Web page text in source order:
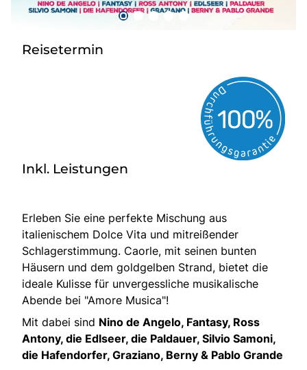
Reisetermin
Inkl. Leistungen
Erleben Sie eine perfekte Mischung aus
italienischem Dolce Vita und mitreißender
Schlagerstimmung. Caorle, mit seinen bunten
Häusern und dem goldgelben Strand, bietet die
ideale Kulisse für unvergessliche musikalische
Abende bei "Amore Musica"!
Mit dabei sind Nino de Angelo, Fantasy, Ross
Antony, die Edlseer, die Paldauer, Silvio Samoni,
die Hafendorfer, Graziano, Berny & Pablo Grande